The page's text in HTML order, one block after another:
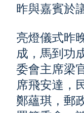
昨與嘉賓於
亮燈儀式昨
成，馬到功
委會主席梁
席飛安達，
鄭蘊琪，郵